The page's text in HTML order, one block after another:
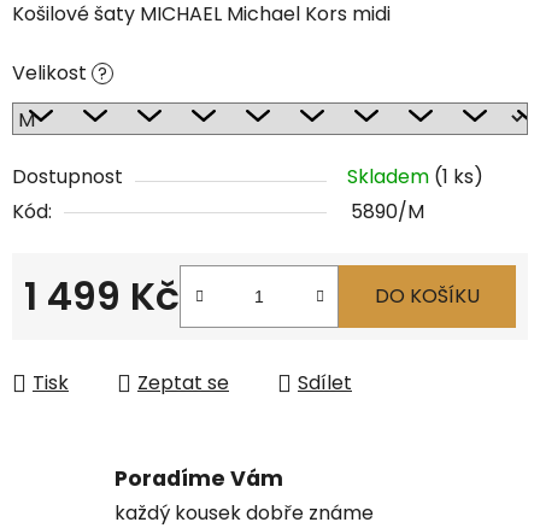
Košilové šaty MICHAEL Michael Kors midi
Velikost ?
Dostupnost Skladem (1 ks)
Kód:
5890/M
1 499 Kč DO KOŠÍKU
Tisk Zeptat se Sdílet
Poradíme Vám
každý kousek dobře známe